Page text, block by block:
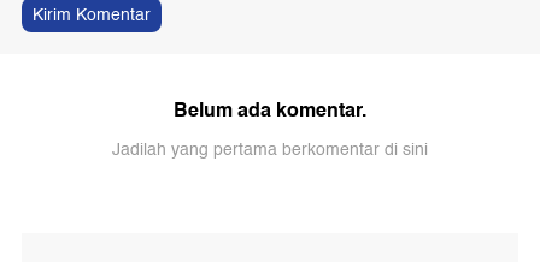
Kirim Komentar
Belum ada komentar.
Jadilah yang pertama berkomentar di sini